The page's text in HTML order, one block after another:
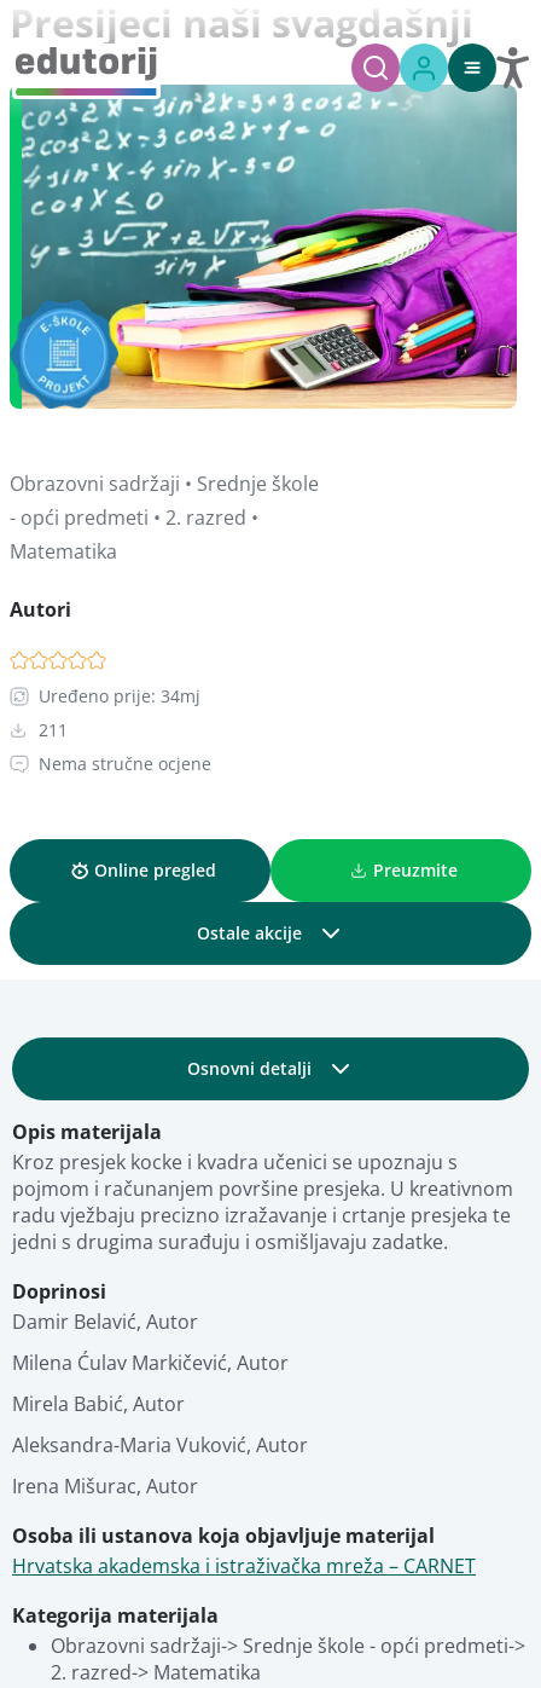
Presijeci naši svagdašnji
Obrazovni sadržaji • Srednje škole
- opći predmeti • 2. razred •
Matematika
Autori
Uređeno prije: 34mj
211
Nema stručne ocjene
Online pregled Preuzmite
Ostale akcije
Dodajte u kolekciju
Dodajte u favorite
Pregled materijala
Osnovni detalji
Obrazovni i tehnički detalji
Fotografije
Stručna ocjena
Povezani materijali
Opis materijala
Kroz presjek kocke i kvadra učenici se upoznaju s
pojmom i računanjem površine presjeka. U kreativnom
radu vježbaju precizno izražavanje i crtanje presjeka te
jedni s drugima surađuju i osmišljavaju zadatke.
Doprinosi
Damir Belavić, Autor
Milena Ćulav Markičević, Autor
Mirela Babić, Autor
Aleksandra-Maria Vuković, Autor
Irena Mišurac, Autor
Osoba ili ustanova koja objavljuje materijal
Hrvatska akademska i istraživačka mreža – CARNET
Kategorija materijala
Obrazovni sadržaji-> Srednje škole - opći predmeti->
2. razred-> Matematika